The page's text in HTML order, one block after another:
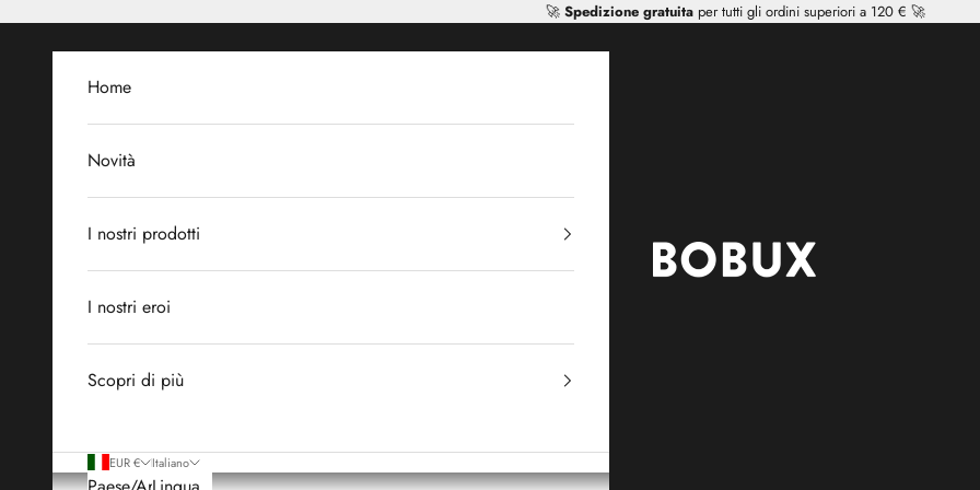
🚀 Spedizione gratuitaper tutti gli ordini superiori a 120 € 🚀
Mr Tiggle - Distributor
Home
Novità
I nostri prodotti
I nostri eroi
Scopri di più
EUR € Italiano